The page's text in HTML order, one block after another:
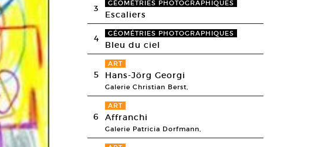
3 GÉOMÉTRIES PHOTOGRAPHIQUES
Escaliers
4 GÉOMÉTRIES PHOTOGRAPHIQUES
Bleu du ciel
5
ART
Hans-Jörg Georgi
Galerie Christian Berst,
6
ART
Affranchi
Galerie Patricia Dorfmann,